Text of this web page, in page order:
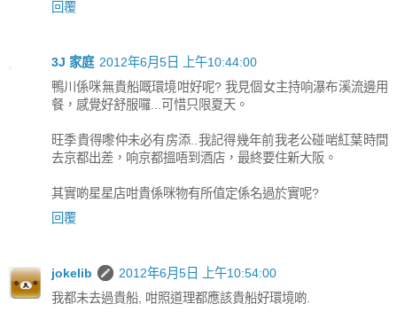
回覆
3J 家庭 2012年6月5日 上午10:44:00
鴨川係咪無貴船嘅環境咁好呢? 我見個女主持响瀑布溪流邊用
餐，感覺好舒服囉...可惜只限夏天。
旺季貴得嚟仲未必有房添..我記得幾年前我老公碰啱紅葉時間
去京都出差，响京都搵唔到酒店，最終要住新大阪。
其實啲星星店咁貴係咪物有所值定係名過於實呢?
回覆
jokelib
2012年6月5日 上午10:54:00
我都未去過貴船, 咁照道理都應該貴船好環境啲.